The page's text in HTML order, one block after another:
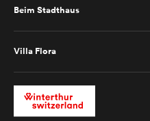
Beim Stadthaus
Villa Flora